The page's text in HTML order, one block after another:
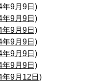
年9月9日)
年9月9日)
年9月9日)
年9月9日)
年9月9日)
年9月9日)
年9月12日)